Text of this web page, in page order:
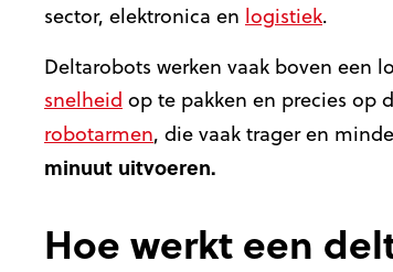
sector, elektronica en logistiek.
Deltarobots werken vaak boven een
snelheid op te pakken en precies op
robotarmen, die vaak trager en
minuut uitvoeren.
Hoe werkt een